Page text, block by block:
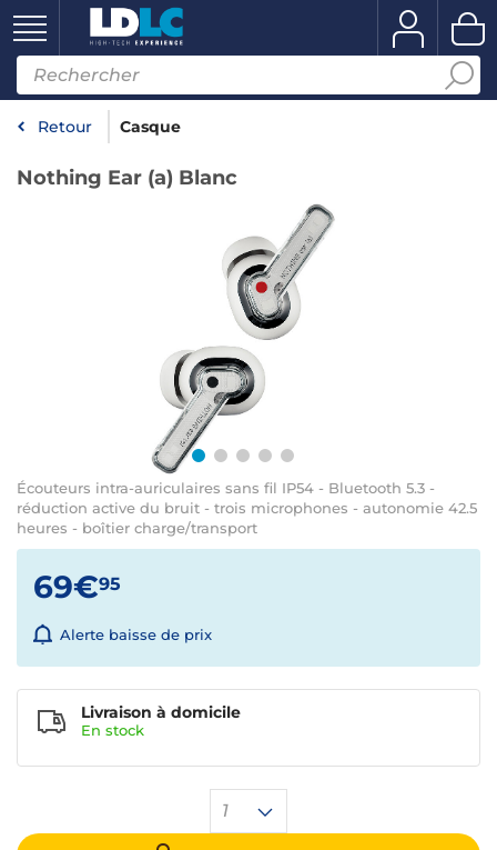
Retour Casque
Nothing Ear (a) Blanc
Écouteurs intra-auriculaires sans fil IP54 - Bluetooth 5.3 -
réduction active du bruit - trois microphones - autonomie 42.5
heures - boîtier charge/transport
69€95
Alerte baisse de prix
1
Livraison à domicile
En stock